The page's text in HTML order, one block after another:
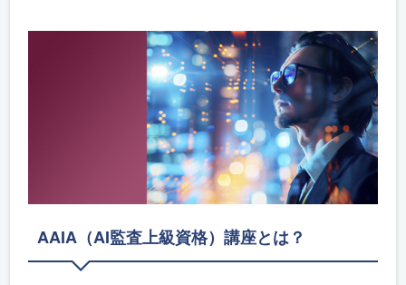
AAIA（AI監査上級資格）講座とは？